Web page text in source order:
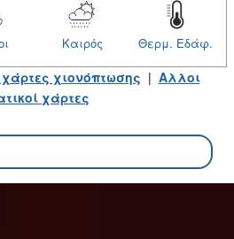
Θερμ. Εδάφ.
Καιρός
χιονόπτωσης | Αλλοι
χάρτες